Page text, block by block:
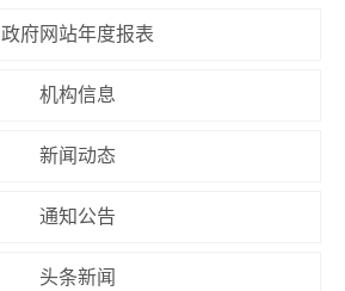
政府网站年度报表
机构信息
新闻动态
通知公告
头条新闻